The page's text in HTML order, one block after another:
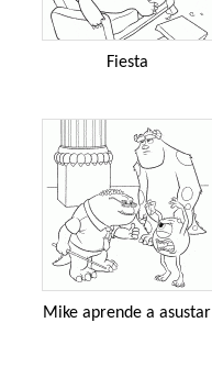
Fiesta
Mike aprende a asustar